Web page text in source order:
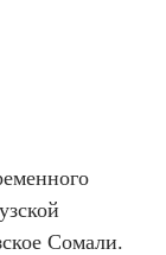
Сомали.